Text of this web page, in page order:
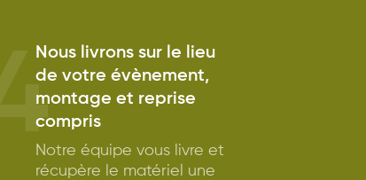
4
Nous livrons sur le lieu
de votre évènement,
montage et reprise
compris
Notre équipe vous livre et
récupère le matériel une